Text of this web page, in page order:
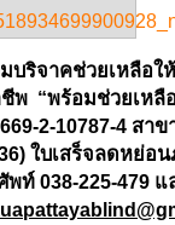
าคช่วยเหลือให้
พ “พร้อมช่วยเหลื
2-10787-4 สา
ใบเสร็จลดหย่อน
ท์ 038-225-479 แ